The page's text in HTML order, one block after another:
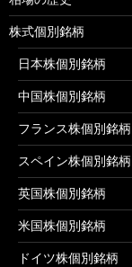
株式個別銘柄
日本株個別銘柄
中国株個別銘柄
フランス株個別銘柄
スペイン株個別銘柄
英国株個別銘柄
米国株個別銘柄
ドイツ株個別銘柄